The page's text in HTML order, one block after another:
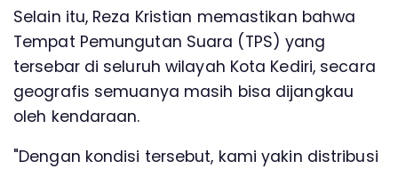
Selain itu, Reza Kristian memastikan bahwa
Tempat Pemungutan Suara (TPS) yang
tersebar di seluruh wilayah Kota Kediri, secara
geografis semuanya masih bisa dijangkau
oleh kendaraan.
"Dengan kondisi tersebut, kami yakin distribusi